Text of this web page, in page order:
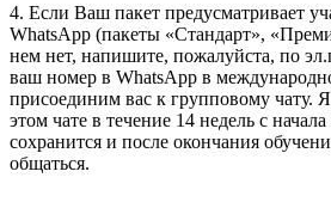
4. Если Ваш пакет предусматривает
WhatsApp (пакеты «Стандарт»,
нем нет, напишите, пожалуйста, по
ваш номер в WhatsApp в
присоединим вас к групповому чату.
этом чате в течение 14 недель с
сохранится и после окончания
общаться.